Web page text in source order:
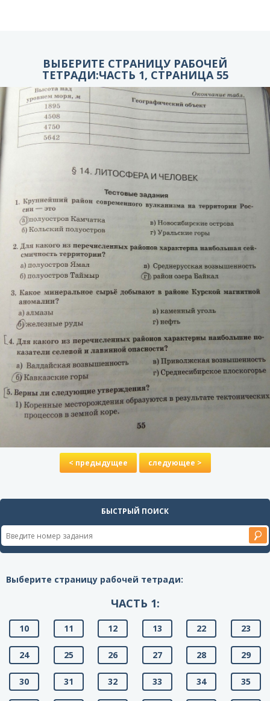
ВЫБЕРИТЕ СТРАНИЦУ РАБОЧЕЙ
ТЕТРАДИ:ЧАСТЬ 1, СТРАНИЦА 55
< предыдущее следующее >
БЫСТРЫЙ ПОИСК
Выберите страницу рабочей тетради:
ЧАСТЬ 1:
10 11 12 13 22 23
24 25 26 27 28 29
30 31 32 33 34 35